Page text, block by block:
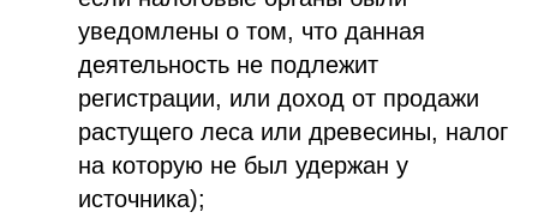
уведомлены о том, что данная
деятельность не подлежит
регистрации, или доход от продажи
растущего леса или древесины, налог
на которую не был удержан у
источника);